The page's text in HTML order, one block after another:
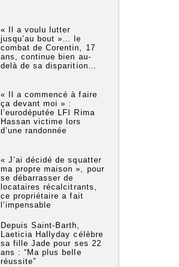
« Il a voulu lutter
jusqu’au bout »… le
combat de Corentin, 17
ans, continue bien au-
delà de sa disparition…
« Il a commencé à faire
ça devant moi » :
l’eurodéputée LFI Rima
Hassan victime lors
d’une randonnée
« J’ai décidé de squatter
ma propre maison », pour
se débarrasser de
locataires récalcitrants,
ce propriétaire a fait
l’impensable
Depuis Saint-Barth,
Laeticia Hallyday célèbre
sa fille Jade pour ses 22
ans : “Ma plus belle
réussite”